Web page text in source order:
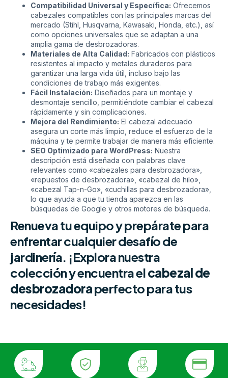
Compatibilidad Universal y Específica: Ofrecemos
cabezales compatibles con las principales marcas del
mercado (Stihl, Husqvarna, Kawasaki, Honda, etc.), así
como opciones universales que se adaptan a una
amplia gama de desbrozadoras.
Materiales de Alta Calidad: Fabricados con plásticos
resistentes al impacto y metales duraderos para
garantizar una larga vida útil, incluso bajo las
condiciones de trabajo más exigentes.
Fácil Instalación: Diseñados para un montaje y
desmontaje sencillo, permitiéndote cambiar el cabezal
rápidamente y sin complicaciones.
Mejora del Rendimiento: El cabezal adecuado
asegura un corte más limpio, reduce el esfuerzo de la
máquina y te permite trabajar de manera más eficiente.
SEO Optimizado para WordPress: Nuestra
descripción está diseñada con palabras clave
relevantes como «cabezales para desbrozadora»,
«repuestos de desbrozadora», «cabezal de hilo»,
«cabezal Tap-n-Go», «cuchillas para desbrozadora»,
lo que ayuda a que tu tienda aparezca en las
búsquedas de Google y otros motores de búsqueda.
Renueva tu equipo y prepárate para
enfrentar cualquier desafío de
jardinería. ¡Explora nuestra
colección y encuentra elcabezal de
desbrozadoraperfecto para tus
necesidades!